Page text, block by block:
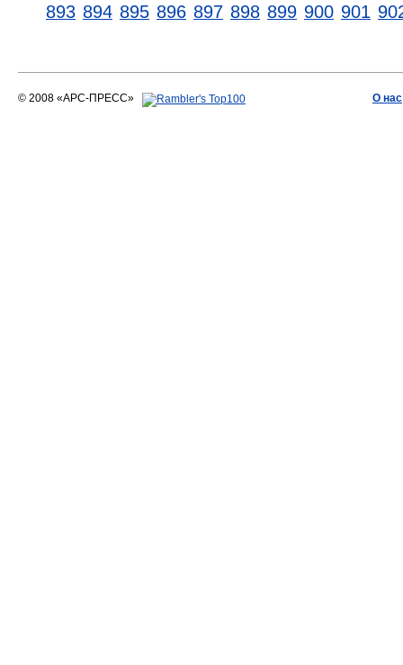
893 894 895 896 897 898 899 900 901
© 2008 «АРС-ПРЕСС» О нас